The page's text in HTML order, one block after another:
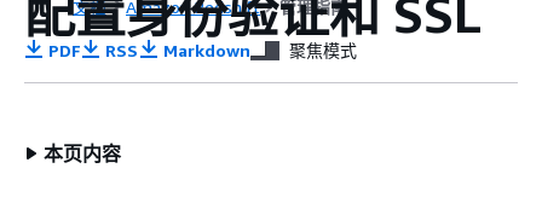
文档 Amazon Redshift 管理指南
配置身份验证和 SSL
PDF RSS Markdown 聚焦模式
本页内容